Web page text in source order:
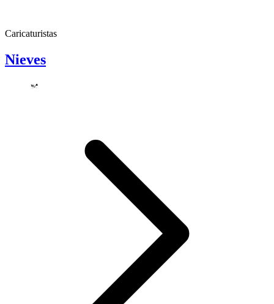
Caricaturistas
Nieves